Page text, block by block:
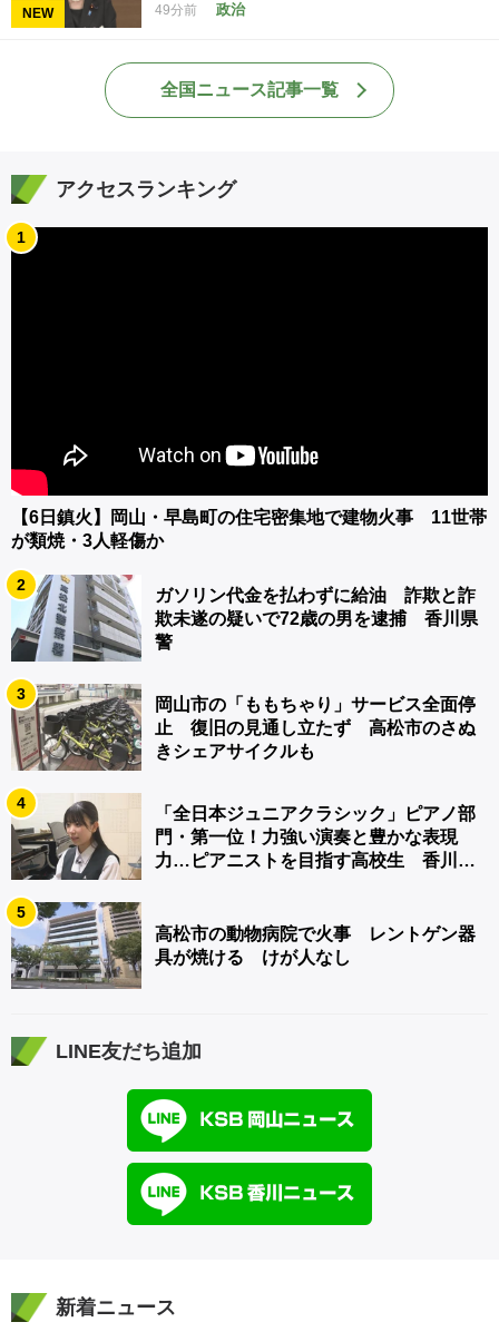
NEW 49分前 政治
全国ニュース記事一覧
アクセスランキング
1
【6日鎮火】岡山・早島町の住宅密集地で建物火事 11世帯
が類焼・3人軽傷か
2
ガソリン代金を払わずに給油 詐欺と詐
欺未遂の疑いで72歳の男を逮捕 香川県
警
3
岡山市の「ももちゃり」サービス全面停
止 復旧の見通し立たず 高松市のさぬ
きシェアサイクルも
4
「全日本ジュニアクラシック」ピアノ部
門・第一位！力強い演奏と豊かな表現
力…ピアニストを目指す高校生 香川
5
高松市の動物病院で火事 レントゲン器
具が焼ける けが人なし
LINE友だち追加
新着ニュース